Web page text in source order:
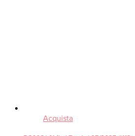
Acquista